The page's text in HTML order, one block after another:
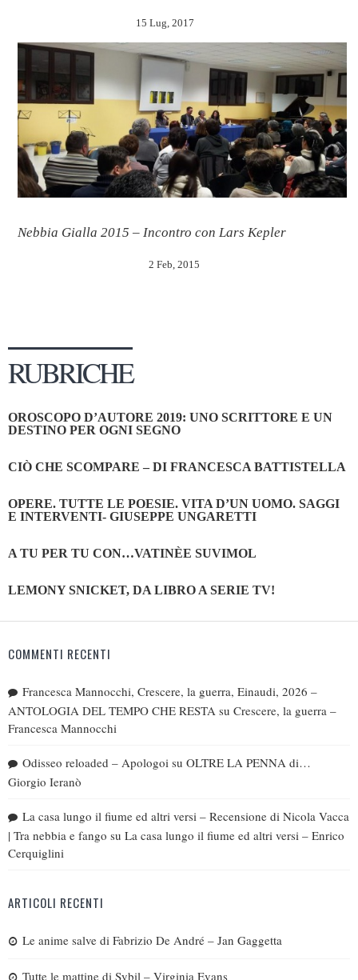
15 Lug, 2017
Nebbia Gialla 2015 – Incontro con Lars Kepler
2 Feb, 2015
RUBRICHE
OROSCOPO D’AUTORE 2019: UNO SCRITTORE E UN
DESTINO PER OGNI SEGNO
CIÒ CHE SCOMPARE – DI FRANCESCA BATTISTELLA
OPERE. TUTTE LE POESIE. VITA D’UN UOMO. SAGGI
E INTERVENTI- GIUSEPPE UNGARETTI
A TU PER TU CON…VATINÈE SUVIMOL
LEMONY SNICKET, DA LIBRO A SERIE TV!
COMMENTI RECENTI
Francesca Mannocchi, Crescere, la guerra, Einaudi, 2026 –
ANTOLOGIA DEL TEMPO CHE RESTA su Crescere, la guerra –
Francesca Mannocchi
Odisseo reloaded – Apologoi su OLTRE LA PENNA di…
Giorgio Ieranò
La casa lungo il fiume ed altri versi – Recensione di Nicola Vacca
| Tra nebbia e fango su La casa lungo il fiume ed altri versi – Enrico
Cerquiglini
ARTICOLI RECENTI
Le anime salve di Fabrizio De André – Jan Gaggetta
Tutte le mattine di Sybil – Virginia Evans